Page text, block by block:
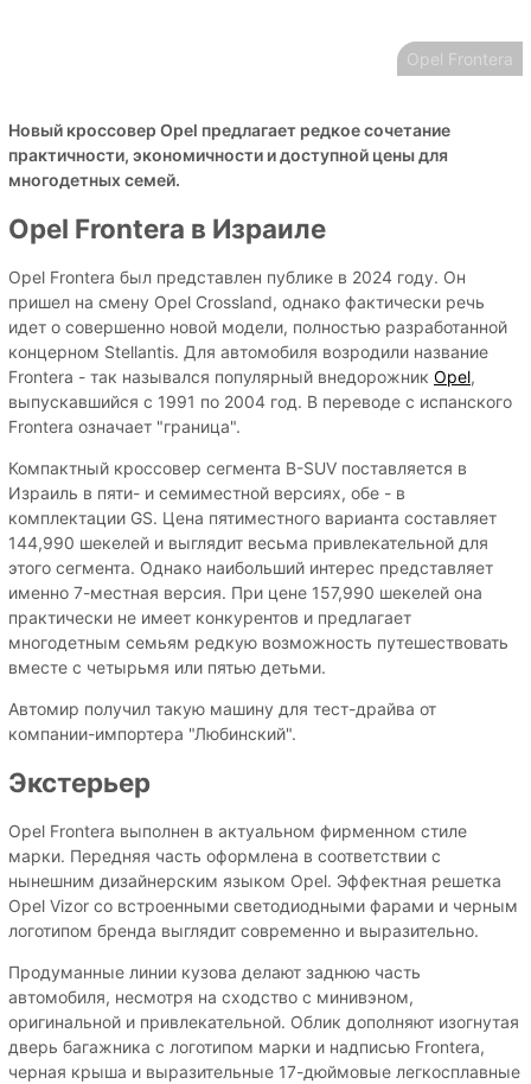
Opel Frontera
Новый кроссовер Opel предлагает редкое сочетание
практичности, экономичности и доступной цены для
многодетных семей.
Opel Frontera в Израиле
Opel Frontera был представлен публике в 2024 году. Он
пришел на смену Opel Crossland, однако фактически речь
идет о совершенно новой модели, полностью разработанной
концерном Stellantis. Для автомобиля возродили название
Frontera - так назывался популярный внедорожник Opel,
выпускавшийся с 1991 по 2004 год. В переводе с испанского
Frontera означает "граница".
Компактный кроссовер сегмента B-SUV поставляется в
Израиль в пяти- и семиместной версиях, обе - в
комплектации GS. Цена пятиместного варианта составляет
144,990 шекелей и выглядит весьма привлекательной для
этого сегмента. Однако наибольший интерес представляет
именно 7-местная версия. При цене 157,990 шекелей она
практически не имеет конкурентов и предлагает
многодетным семьям редкую возможность путешествовать
вместе с четырьмя или пятью детьми.
Автомир получил такую машину для тест-драйва от
компании-импортера "Любинский".
Экстерьер
Opel Frontera выполнен в актуальном фирменном стиле
марки. Передняя часть оформлена в соответствии с
нынешним дизайнерским языком Opel. Эффектная решетка
Opel Vizor со встроенными светодиодными фарами и черным
логотипом бренда выглядит современно и выразительно.
Продуманные линии кузова делают заднюю часть
автомобиля, несмотря на сходство с минивэном,
оригинальной и привлекательной. Облик дополняют изогнутая
дверь багажника с логотипом марки и надписью Frontera,
черная крыша и выразительные 17-дюймовые легкосплавные